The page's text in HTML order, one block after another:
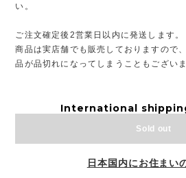
い。
ご注文確定後2営業日以内に発送します。
商品は実店舗でも販売しておりますので
品が品切れになってしまうこともございま
International
Sold out
日本国内にお住まい